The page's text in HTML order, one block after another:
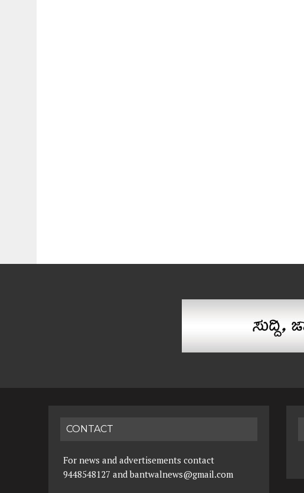
CONTACT
For news and advertisements contact
9448548127 and bantwalnews@gmail.com